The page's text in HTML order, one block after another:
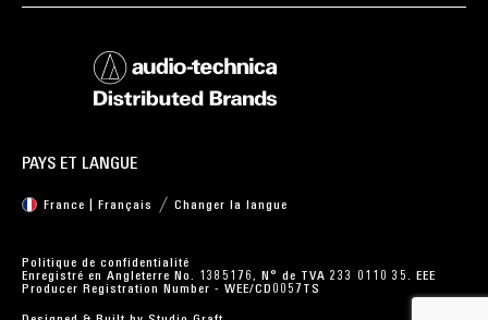
PAYS ET LANGUE
France | Français Changer la langue
Politique de confidentialité
Enregistré en Angleterre No. 1385176, N° de TVA 233 0110 35. EEE
Producer Registration Number - WEE/CD0057TS